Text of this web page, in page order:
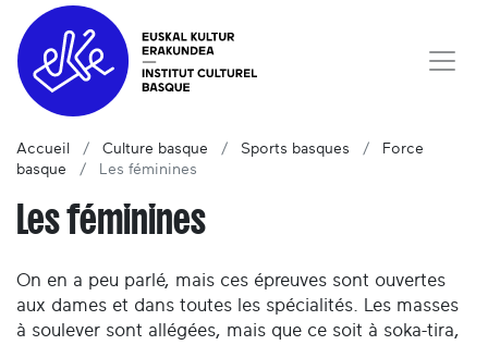
Accueil Culture basque Sports basques
Force
basque
Les féminines
Les féminines
On en a peu parlé, mais ces épreuves sont ouvertes
aux dames et dans toutes les spécialités. Les masses
à soulever sont allégées, mais que ce soit à soka-tira,